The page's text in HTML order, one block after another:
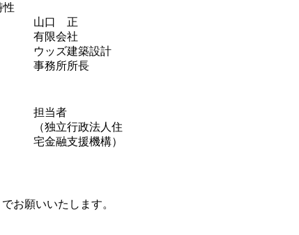
性
山口 正
有限会社
ウッズ建築設計
事務所所長
担当者
（独立行政法人住
宅金融支援機構）
お願いいたします。